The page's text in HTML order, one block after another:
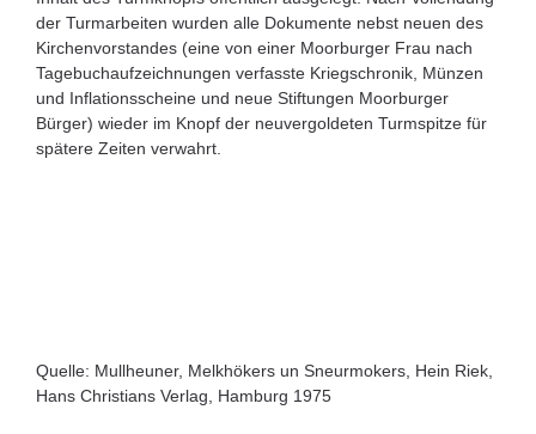
der Turmarbeiten wurden alle Dokumente nebst neuen des
Kirchenvorstandes (eine von einer Moorburger Frau nach
Tagebuchaufzeichnungen verfasste Kriegschronik, Münzen
und Inflationsscheine und neue Stiftungen Moorburger
Bürger) wieder im Knopf der neuvergoldeten Turmspitze für
spätere Zeiten verwahrt.
Quelle: Mullheuner, Melkhökers un Sneurmokers, Hein Riek,
Hans Christians Verlag, Hamburg 1975